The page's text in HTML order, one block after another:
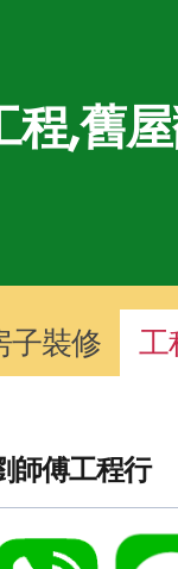
程,舊
子裝修 工
師傅工程行